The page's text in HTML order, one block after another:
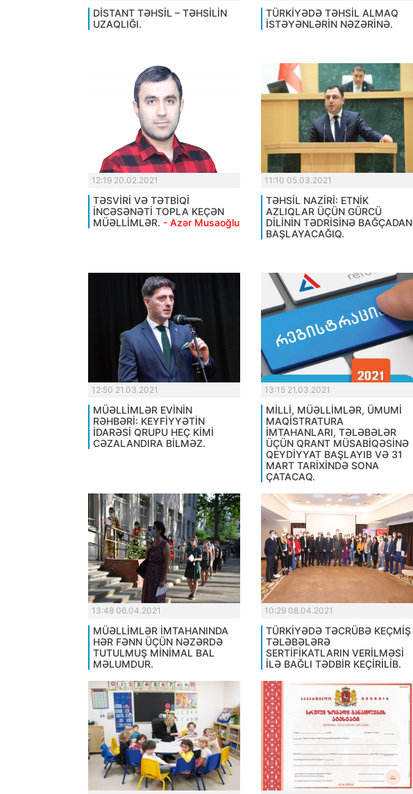
DİSTANT TƏHSİL – TƏHSİLİN
UZAQLIĞI.
TÜRKİYƏDƏ TƏHSİL ALMAQ
İSTƏYƏNLƏRİN NƏZƏRİNƏ.
12:19 20.02.2021
TƏSVİRİ VƏ TƏTBİQİ
İNCƏSƏNƏTİ TOPLA KEÇƏN
MÜƏLLİMLƏR. - Azər Musaoğlu
11:10 05.03.2021
TƏHSİL NAZİRİ: ETNİK
AZLIQLAR ÜÇÜN GÜRCÜ
DİLİNİN TƏDRİSİNƏ BAĞÇADAN
BAŞLAYACAĞIQ.
12:50 21.03.2021
MÜƏLLİMLƏR EVİNİN
RƏHBƏRİ: KEYFİYYƏTİN
İDARƏSİ QRUPU HEÇ KİMİ
CƏZALANDIRA BİLMƏZ.
13:15 21.03.2021
MİLLİ, MÜƏLLİMLƏR, ÜMUMİ
MAQİSTRATURA
İMTAHANLARI, TƏLƏBƏLƏR
ÜÇÜN QRANT MÜSABİQƏSİNƏ
QEYDİYYAT BAŞLAYIB VƏ 31
MART TARİXİNDƏ SONA
ÇATACAQ.
13:48 06.04.2021
MÜƏLLİMLƏR İMTAHANINDA
HƏR FƏNN ÜÇÜN NƏZƏRDƏ
TUTULMUŞ MİNİMAL BAL
MƏLUMDUR.
10:29 08.04.2021
TÜRKİYƏDƏ TƏCRÜBƏ KEÇMİŞ
TƏLƏBƏLƏRƏ
SERTİFİKATLARIN VERİLMƏSİ
İLƏ BAĞLI TƏDBİR KEÇİRİLİB.